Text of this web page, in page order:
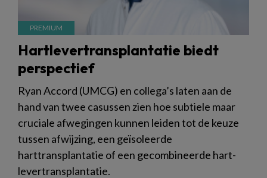
Hartlevertransplantatie biedt
perspectief
Ryan Accord (UMCG) en collega’s laten aan de
hand van twee casussen zien hoe subtiele maar
cruciale afwegingen kunnen leiden tot de keuze
tussen afwijzing, een geïsoleerde
harttransplantatie of een gecombineerde hart-
levertransplantatie.